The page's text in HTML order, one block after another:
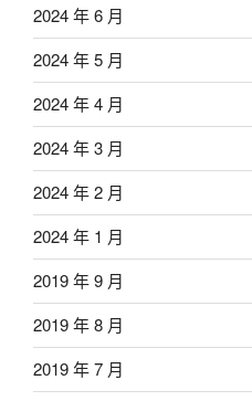
2024 年 6 月
2024 年 5 月
2024 年 4 月
2024 年 3 月
2024 年 2 月
2024 年 1 月
2019 年 9 月
2019 年 8 月
2019 年 7 月